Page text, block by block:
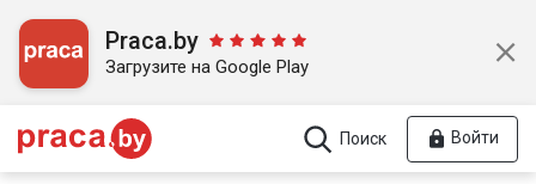
Praca.by
Загрузите на Google Play
Поиск Войти